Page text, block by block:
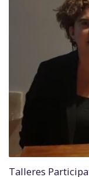
Talleres